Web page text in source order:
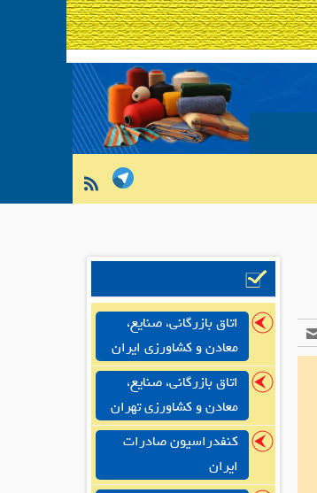
اتاق بازرگانی، صنایع،
معادن و کشاورزی ایران
اتاق بازرگانی، صنایع،
معادن و کشاورزی تهران
کنفدراسیون صادرات
ایران